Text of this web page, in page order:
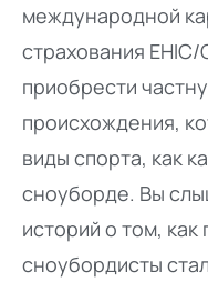
международной
страхования
приобрести
происхождения,
виды спорта, как
сноуборде. Вы
историй о том,
сноубордисты